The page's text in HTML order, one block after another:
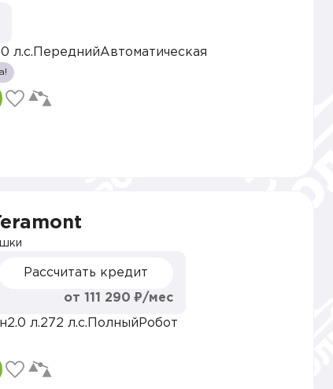
л.с. ПереднийАвтоматическая
Рассчитать кредит
от 111 290 ₽/мес
2.0 л.272 л.с. Полный Робот